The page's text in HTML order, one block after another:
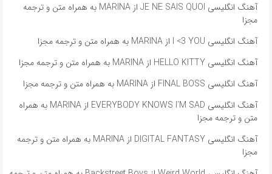
آهنگ انگلیسی JE NE SAIS QUOI از MARINA به همراه متن و ترجمه
مجزا
آهنگ انگلیسی I <3 YOU از MARINA به همراه متن و ترجمه مجزا
آهنگ انگلیسی HELLO KITTY از MARINA به همراه متن و ترجمه مجزا
آهنگ انگلیسی FINAL BOSS از MARINA به همراه متن و ترجمه مجزا
آهنگ انگلیسی EVERYBODY KNOWS I’M SAD از MARINA به همراه
متن و ترجمه مجزا
آهنگ انگلیسی DIGITAL FANTASY از MARINA به همراه متن و ترجمه
مجزا